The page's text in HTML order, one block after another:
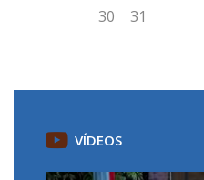
VÍDEOS